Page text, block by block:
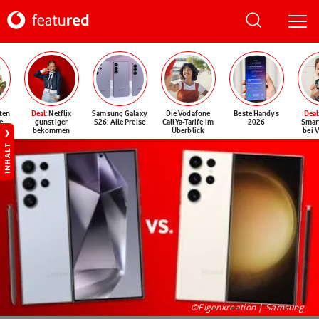
Deal: Netflix
günstiger
bekommen
Samsung Galaxy
S26: Alle Preise
Die Vodafone
CallYa-Tarife im
Überblick
Beste Handys
2026
Deal
bei
INHALT
©Eigenkreation | Samsung